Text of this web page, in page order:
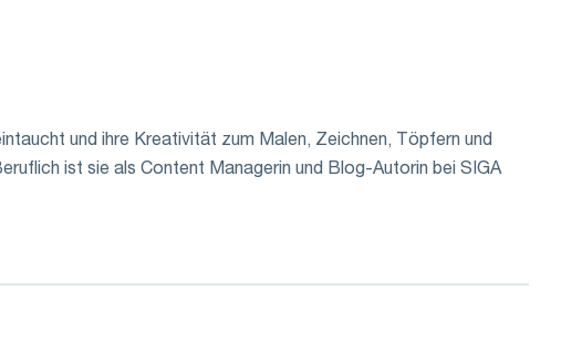
und ihre Kreativität zum Malen, Zeichnen, Töpfern und
ist sie als Content Managerin und Blog-Autorin bei SIGA